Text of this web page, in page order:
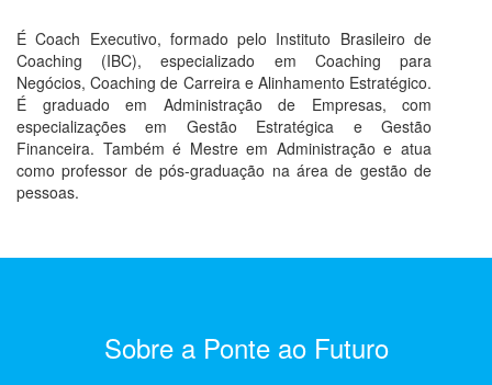
É Coach Executivo, formado pelo Instituto Brasileiro de
Coaching (IBC), especializado em Coaching para
Negócios, Coaching de Carreira e Alinhamento Estratégico.
É graduado em Administração de Empresas, com
especializações em Gestão Estratégica e Gestão
Financeira. Também é Mestre em Administração e atua
como professor de pós-graduação na área de gestão de
pessoas.
Sobre a Ponte ao Futuro